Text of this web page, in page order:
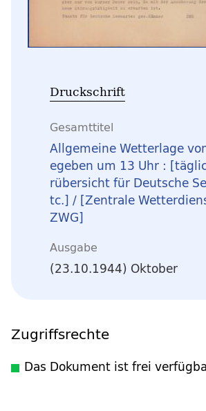
Druckschrift
Gesamttitel
Allgemeine Wetterlage
egeben um 13 Uhr :
rübersicht für Deutsche
tc.] / [Zentrale
ZWG]
Ausgabe
(23.10.1944) Oktober
Zugriffsrechte
Das Dokument ist frei